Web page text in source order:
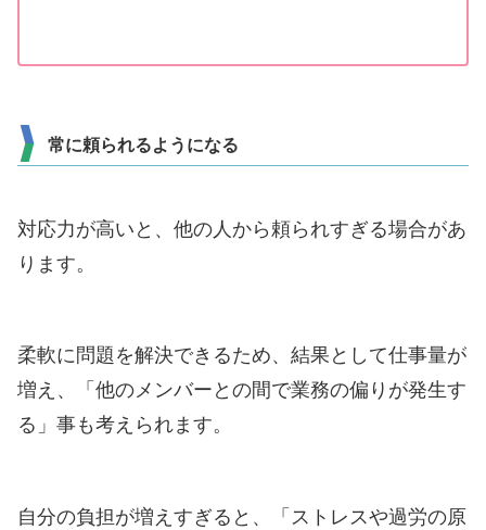
常に頼られるようになる
対応力が高いと、他の人から頼られすぎる場合があ
ります。
柔軟に問題を解決できるため、結果として仕事量が
増え、「他のメンバーとの間で業務の偏りが発生す
る」事も考えられます。
自分の負担が増えすぎると、「ストレスや過労の原